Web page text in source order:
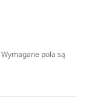
Wymagane pola są